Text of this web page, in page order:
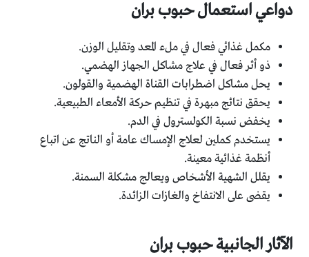
دواعي استعمال حبوب بران
مكمل غذائي فعال في ملء المعد وتقليل الوزن.
ذو أثر فعال في علاج مشاكل الجهاز الهضمي.
يحل مشاكل اضطرابات القناة الهضمية والقولون.
يحقق نتائج مبهرة في تنظيم حركة الأمعاء الطبيعية.
يخفض نسبة الكولسترول في الدم.
يستخدم كملين لعلاج الإمساك عامة أو الناتج عن اتباع
أنظمة غذائية معينة.
يقلل الشهية الأشخاص ويعالج مشكلة السمنة.
يقضى على الانتفاخ والغازات الزائدة.
الآثار الجانبية حبوب بران